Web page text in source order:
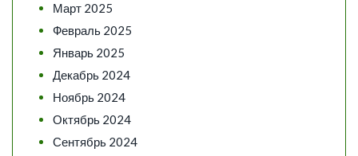
Март 2025
Февраль 2025
Январь 2025
Декабрь 2024
Ноябрь 2024
Октябрь 2024
Сентябрь 2024